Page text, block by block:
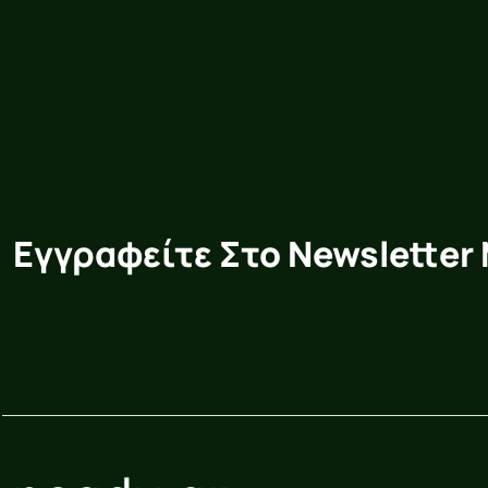
Εγγραφείτε Στο